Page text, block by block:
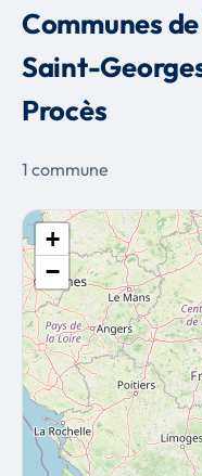
Communes
Saint-
Procès
1 commune
+
−